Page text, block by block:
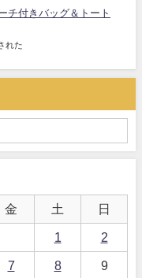
チ付きバッグ＆トート
れた
金 土 日
1 2
7 8 9